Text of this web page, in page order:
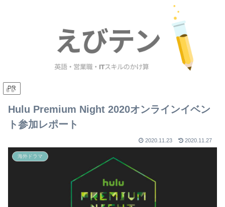
PR
Hulu Premium Night 2020オンラインイベン
ト参加レポート
2020.11.23 2020.11.27
海外ドラマ